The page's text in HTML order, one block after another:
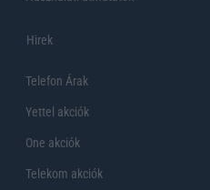
Hirek
Telefon Árak
Yettel akciók
One akciók
Telekom akciók